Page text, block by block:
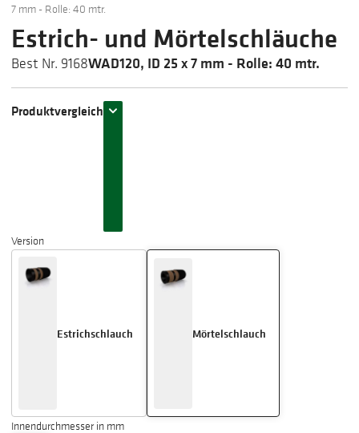
7 mm - Rolle: 40 mtr.
Estrich- und Mörtelschläuche
Best Nr. 9168WAD120, ID 25 x 7 mm - Rolle: 40 mtr.
Produktvergleich
Version
Estrichschlauch Mörtelschlauch
Innendurchmesser in mm